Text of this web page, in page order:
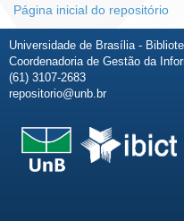
Página inicial do repositório
Universidade de Brasília -
Coordenadoria de Gestão da
(61) 3107-2683
repositorio@unb.br